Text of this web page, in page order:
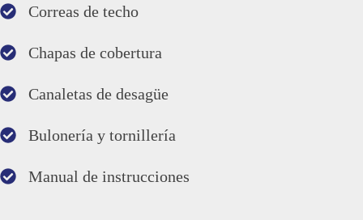
Correas de techo
Chapas de cobertura
Canaletas de desagüe
Bulonería y tornillería
Manual de instrucciones